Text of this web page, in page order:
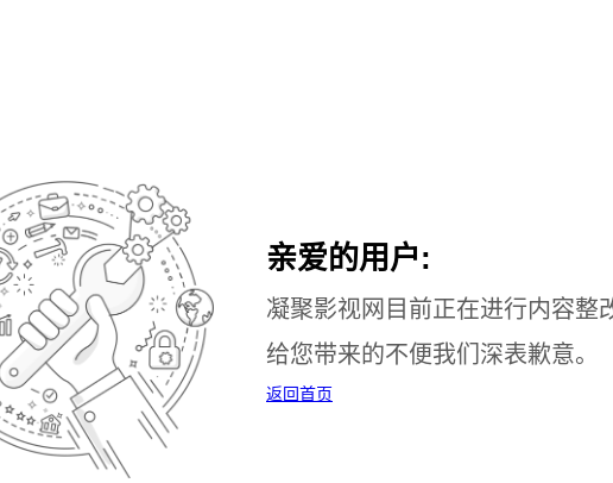
亲爱的用户:
凝聚影视网目前正在进行内容整
给您带来的不便我们深表歉意。
返回首页